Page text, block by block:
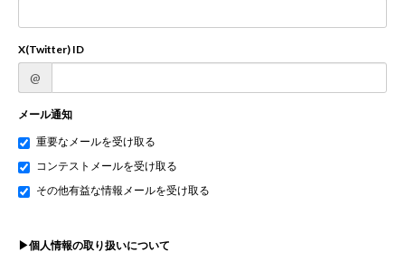
X(Twitter) ID
@
メール通知
重要なメールを受け取る
コンテストメールを受け取る
その他有益な情報メールを受け取る
▶個人情報の取り扱いについて